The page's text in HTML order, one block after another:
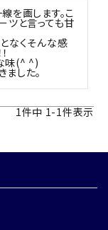
を画します。こ
ツと言っても甘
なくそんな感
味(^ ^)
した。
1件中 1-1件表示